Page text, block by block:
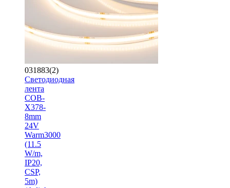
031883(2)
Светодиодная
лента
COB-
X378-
8mm
24V
Warm3000
(11.5
W/m,
IP20,
CSP,
5m)